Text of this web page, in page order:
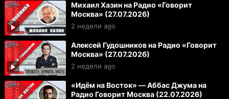
Михаил Хазин на Радио «Говорит
Москва» (27.07.2026)
2 недели ago
Алексей Гудошников на Радио «Говорит
Москва» (27.07.2026)
2 недели ago
«Идём на Восток» — Аббас Джума на
Радио Говорит Москва (22.07.2026)